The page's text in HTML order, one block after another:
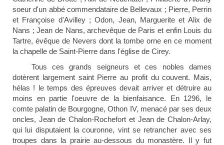
soeur d'un abbé commendataire de Bellevaux ; Pierre, Perrin
et Françoise d'Avilley ; Odon, Jean, Marguerite et Alix de
Nans ; Jean de Nans, archevêque de Paris et enfin Louis du
Tartre, évêque de Nevers dont la tombe orne en ce moment
la chapelle de Saint-Pierre dans l'église de Cirey.
Tous ces grands seigneurs et ces nobles dames
dotèrent largement saint Pierre au profit du couvent. Mais,
hélas ! le temps des épreuves devait arriver et détruire au
moins en partie l'oeuvre de la bienfaisance. En 1296, le
comte palatin de Bourgogne, Othon IV, menacé par ses deux
oncles, Jean de Chalon-Rochefort et Jean de Chalon-Arlay,
qui lui disputaient la couronne, vint se retrancher avec ses
troupes dans la prairie au-dessous du monastère. Il y fut